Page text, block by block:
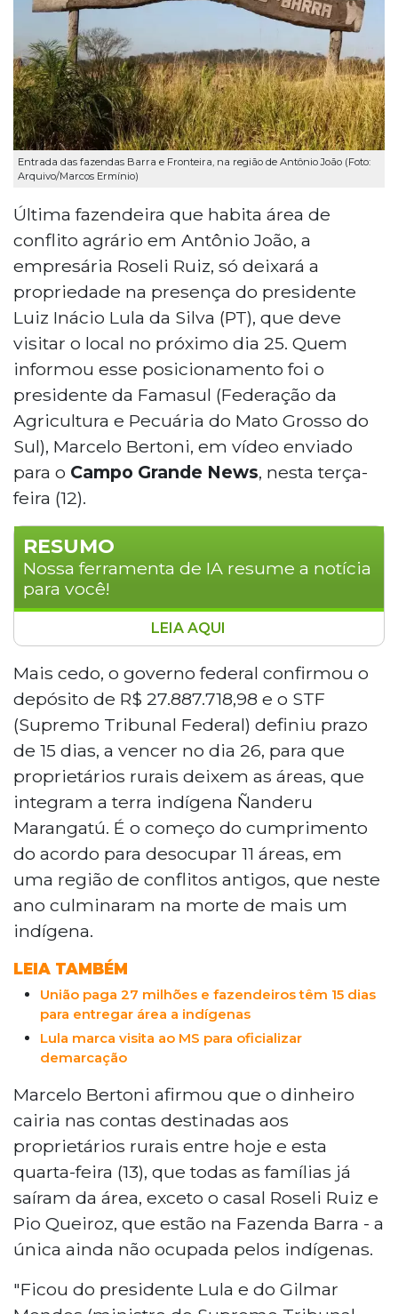
Entrada das fazendas Barra e Fronteira, na região de Antônio João (Foto:
Arquivo/Marcos Ermínio)
Última fazendeira que habita área de
conflito agrário em Antônio João, a
empresária Roseli Ruiz, só deixará a
propriedade na presença do presidente
Luiz Inácio Lula da Silva (PT), que deve
visitar o local no próximo dia 25. Quem
informou esse posicionamento foi o
presidente da Famasul (Federação da
Agricultura e Pecuária do Mato Grosso do
Sul), Marcelo Bertoni, em vídeo enviado
para o Campo Grande News, nesta terça-
feira (12).
RESUMO
Nossa ferramenta de IA resume a notícia
para você!
A última fazendeira a resistir na área de
conflito agrário em Antônio João, Roseli
Ruiz, se recusa a deixar a propriedade
antes da visita do presidente Luiz Inácio
Lula da Silva (PT) no dia 25. O governo
federal confirmou o depósito de R$
27.887.718,98 para desocupar 11 áreas,
incluindo a Fazenda Barra, onde Roseli
permanece. O STF determinou que os
proprietários rurais deixem as terras
indígenas Ñanderu Marangatú em 15
dias, prazo que vence no dia 26. A
desocupação marca o fim de 27 anos de
conflito na região, que culminaram na
morte de um indígena este ano. O
presidente da Famasul, Marcelo Bertoni,
espera que o acordo traga paz e um
recomeço para todos.
LEIA AQUI
Mais cedo, o governo federal confirmou o
depósito de R$ 27.887.718,98 e o STF
(Supremo Tribunal Federal) definiu prazo
de 15 dias, a vencer no dia 26, para que
proprietários rurais deixem as áreas, que
integram a terra indígena Ñanderu
Marangatú. É o começo do cumprimento
do acordo para desocupar 11 áreas, em
uma região de conflitos antigos, que neste
ano culminaram na morte de mais um
indígena.
LEIA TAMBÉM
União paga 27 milhões e fazendeiros têm 15 dias
para entregar área a indígenas
Lula marca visita ao MS para oficializar
demarcação
Marcelo Bertoni afirmou que o dinheiro
cairia nas contas destinadas aos
proprietários rurais entre hoje e esta
quarta-feira (13), que todas as famílias já
saíram da área, exceto o casal Roseli Ruiz e
Pio Queiroz, que estão na Fazenda Barra - a
única ainda não ocupada pelos indígenas.
"Ficou do presidente Lula e do Gilmar